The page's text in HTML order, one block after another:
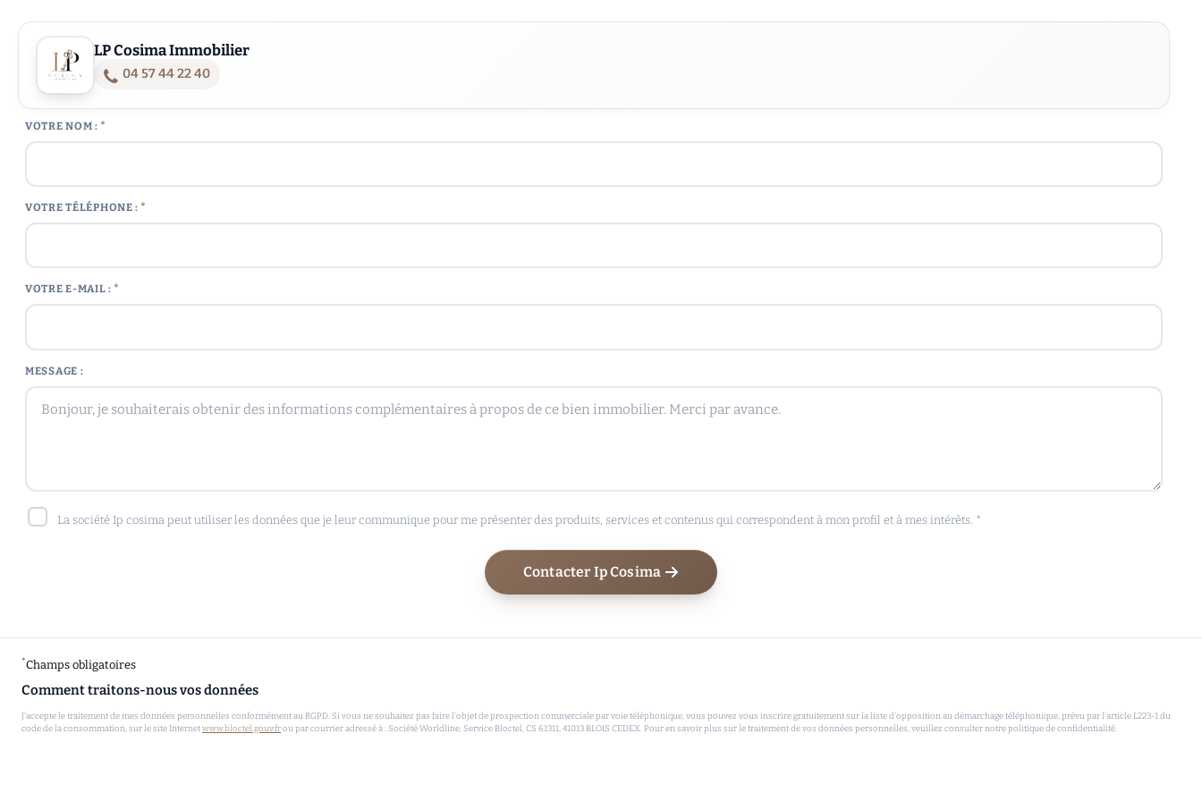
LP Cosima Immobilier
04 57 44 22 40
VOTRE NOM : *
VOTRE TÉLÉPHONE : *
VOTRE E-MAIL : *
MESSAGE :
La société Ip cosima peut utiliser les données que je leur communique pour me présenter des produits, services et contenus qui correspondent à mon profil et à mes intérêts. *
Contacter Ip Cosima
*Champs obligatoires
Comment traitons-nous vos données
J'accepte le traitement de mes données personnelles conformément au RGPD. Si vous ne souhaitez pas faire l'objet de prospection commerciale par voie téléphonique, vous pouvez vous inscrire gratuitement sur la liste d'opposition au démarchage téléphonique, prévu par l'article L223-1 du
code de la consommation, sur le site Internetwww.bloctel.gouv.frou par courrier adressé à : Société Worldline, Service Bloctel, CS 61311, 41013 BLOIS CEDEX. Pour en savoir plus sur le traitement de vos données personnelles, veuillez consulter notre politique de confidentialité.